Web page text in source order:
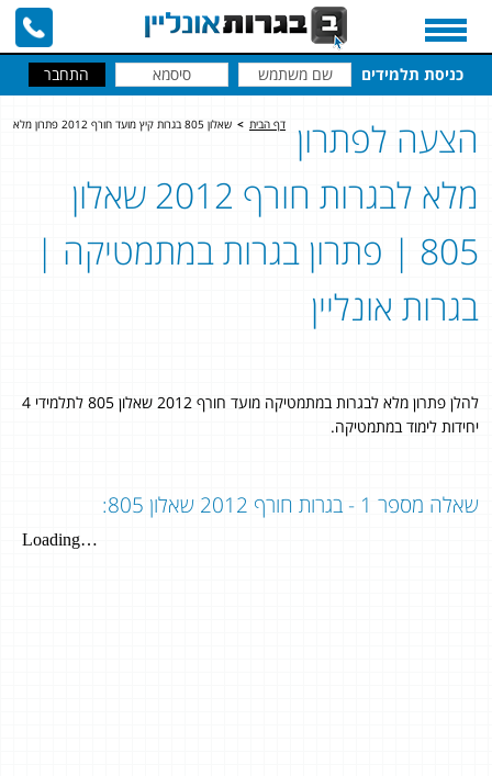
כניסת תלמידים
דף הבית > שאלון 805 בגרות קיץ מועד חורף 2012 פתרון מלא
הצעה לפתרון
מלא לבגרות חורף 2012 שאלון
805 | פתרון בגרות במתמטיקה |
בגרות אונליין
להלן פתרון מלא לבגרות במתמטיקה מועד חורף 2012 שאלון 805 לתלמידי 4
יחידות לימוד במתמטיקה.
שאלה מספר 1 - בגרות חורף 2012 שאלון 805: